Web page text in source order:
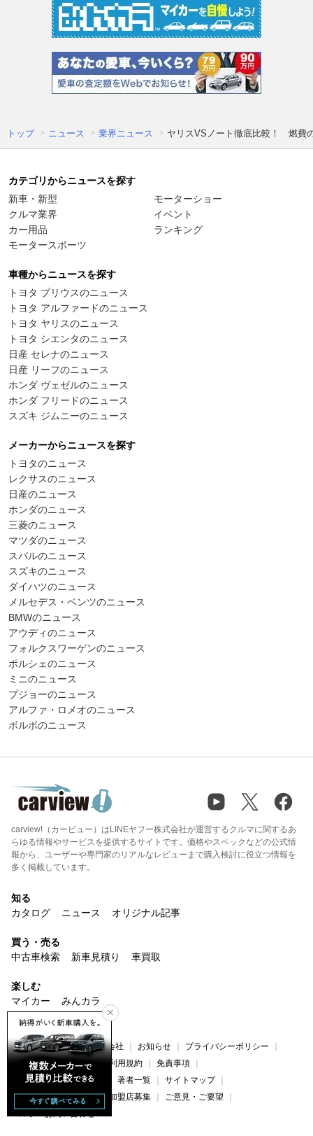
トップ ニュース 業界ニュース ヤリスVSノート徹底比較！ 燃費
カテゴリからニュースを探す
新車・新型
クルマ業界
カー用品
モータースポーツ
モーターショー
イベント
ランキング
車種からニュースを探す
トヨタ プリウスのニュース
トヨタ アルファードのニュース
トヨタ ヤリスのニュース
トヨタ シエンタのニュース
日産 セレナのニュース
日産 リーフのニュース
ホンダ ヴェゼルのニュース
ホンダ フリードのニュース
スズキ ジムニーのニュース
メーカーからニュースを探す
トヨタのニュース
レクサスのニュース
日産のニュース
ホンダのニュース
三菱のニュース
マツダのニュース
スバルのニュース
スズキのニュース
ダイハツのニュース
メルセデス・ベンツのニュース
BMWのニュース
アウディのニュース
フォルクスワーゲンのニュース
ポルシェのニュース
ミニのニュース
プジョーのニュース
アルファ・ロメオのニュース
ボルボのニュース
carview!（カービュー）はLINEヤフー株式会社が運営するクルマに関するあ
らゆる情報やサービスを提供するサイトです。価格やスペックなどの公式情
報から、ユーザーや専門家のリアルなレビューまで購入検討に役立つ情報を
多く掲載しています。
知る
カタログ
ニュース オリジナル記事
買う・売る
中古車検索
新車見積り 車買取
楽しむ
マイカー
みんカラ
サービス
carview!について 運営会社 お知らせ
プライバシーポリシー
プライバシーセンター
利用規約
免責事項
コンテンツ制作ポリシー
著者一覧
サイトマップ
広告掲載について
法人加盟店募集
ご意見・ご要望